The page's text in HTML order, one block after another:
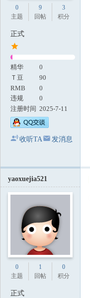
0
主题
9
回帖
3
积分
正式
精华
0
Ｔ豆
90
RMB
0
违规
0
注册时间 2025-7-11
收听TA 发消息
yaoxuejia521
0
主题
1
回帖
0
积分
正式